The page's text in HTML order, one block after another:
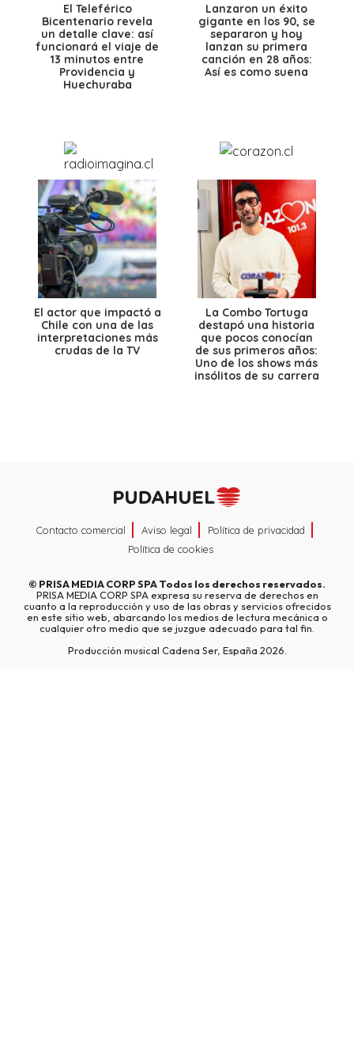
El Teleférico
Bicentenario revela
un detalle clave: así
funcionará el viaje de
13 minutos entre
Providencia y
Huechuraba
Lanzaron un éxito
gigante en los 90, se
separaron y hoy
lanzan su primera
canción en 28 años:
Así es como suena
El actor que impactó a
Chile con una de las
interpretaciones más
crudas de la TV
La Combo Tortuga
destapó una historia
que pocos conocían
de sus primeros años:
Uno de los shows más
insólitos de su carrera
Contacto comercial Aviso legal
Política de privacidad
Política de cookies
© PRISA MEDIA CORP SPATodos los derechos reservados.
PRISA MEDIA CORP SPA expresa su reserva de derechos en
cuanto a la reproducción y uso de las obras y servicios ofrecidos
en este sitio web, abarcando los medios de lectura mecánica o
cualquier otro medio que se juzgue adecuado para tal fin.
Producción musical Cadena Ser, España 2026.